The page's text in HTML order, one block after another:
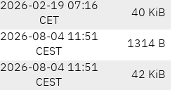
2026-02-19 07:16
CET
40 KiB
2026-08-04 11:51
CEST
1314 B
2026-08-04 11:51
CEST
42 KiB